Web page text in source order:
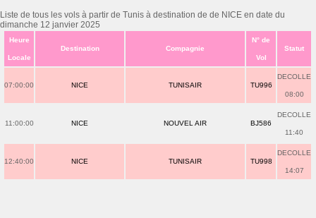
Liste de tous les vols à partir de Tunis à destination de de NICE en date du
dimanche 12 janvier 2025
Heure
Locale
Destination Compagnie
N° de
Vol
Statut
07:00:00 NICE TUNISAIR TU996
DECOLLE
08:00
11:00:00 NICE NOUVEL AIR BJ586
DECOLLE
11:40
12:40:00 NICE TUNISAIR TU998
DECOLLE
14:07